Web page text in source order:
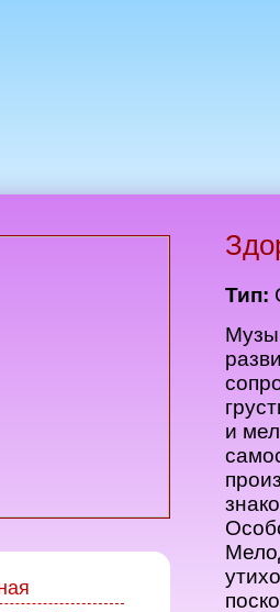
Тип:
и